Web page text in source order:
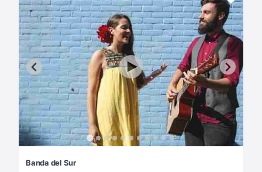
Banda del Sur